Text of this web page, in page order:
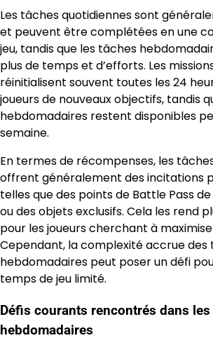
Les tâches quotidiennes sont
et peuvent être complétées en une
jeu, tandis que les tâches
plus de temps et d’efforts. Les
réinitialisent souvent toutes les 24
joueurs de nouveaux objectifs, tandis
hebdomadaires restent disponibles
semaine.
En termes de récompenses, les
offrent généralement des incitations
telles que des points de Battle Pass
ou des objets exclusifs. Cela les rend
pour les joueurs cherchant à
Cependant, la complexité accrue des
hebdomadaires peut poser un défi
temps de jeu limité.
Défis courants rencontrés dans
hebdomadaires